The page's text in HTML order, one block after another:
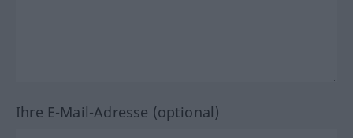
Ihre E-Mail-Adresse (optional)